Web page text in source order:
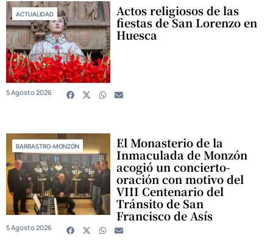
ACTUALIDAD Actos religiosos de las
fiestas de San Lorenzo en
Huesca
5 Agosto 2026
BARBASTRO-MONZÓN El Monasterio de la
Inmaculada de Monzón
acogió un concierto-
oración con motivo del
VIII Centenario del
Tránsito de San
Francisco de Asís
5 Agosto 2026